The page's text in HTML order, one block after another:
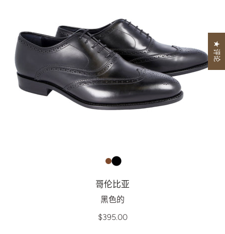
哥伦比亚
黑色的
$395.00
★ 评论